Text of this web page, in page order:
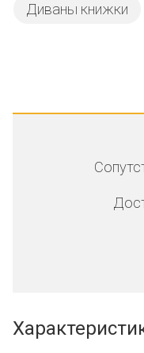
Диваны книжки